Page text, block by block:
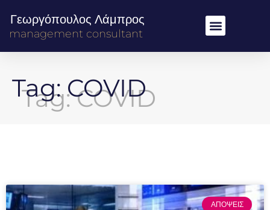
Γεωργόπουλος Λάμπρος
management consultant
Tag: COVID
ΑΠΟΨΕΙΣ